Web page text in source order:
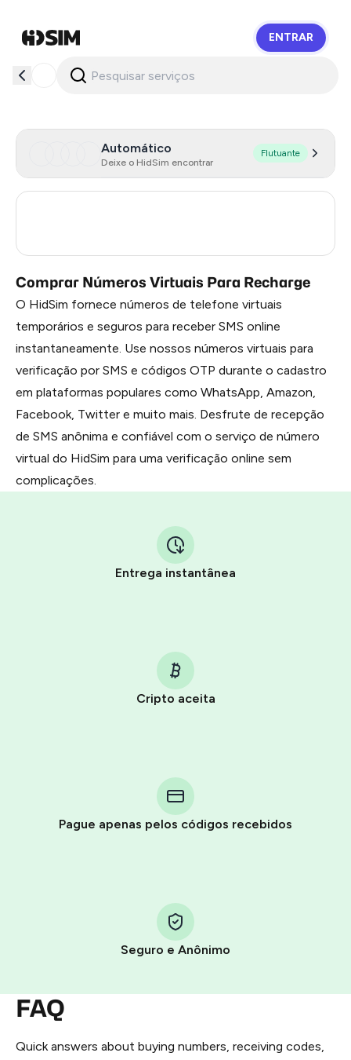
ENTRAR
Automático
Deixe o HidSim encontrar
Flutuante
Comprar Números Virtuais Para Recharge
O HidSim fornece números de telefone virtuais
temporários e seguros para receber SMS online
instantaneamente. Use nossos números virtuais para
verificação por SMS e códigos OTP durante o cadastro
em plataformas populares como WhatsApp, Amazon,
Facebook, Twitter e muito mais. Desfrute de recepção
de SMS anônima e confiável com o serviço de número
virtual do HidSim para uma verificação online sem
complicações.
Entrega instantânea
Cripto aceita
Pague apenas pelos códigos recebidos
Seguro e Anônimo
FAQ
Quick answers about buying numbers, receiving codes,
You purchase Stars via the official@PremiumBot in
Step 1: Create the order on HidSim
Pay with Telegram Stars